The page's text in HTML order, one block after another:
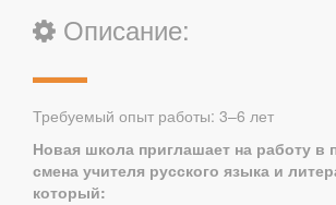
Описание:
Требуемый опыт работы: 3–6 лет
Новая школа приглашает на работу в
смена учителя русского языка и
который: